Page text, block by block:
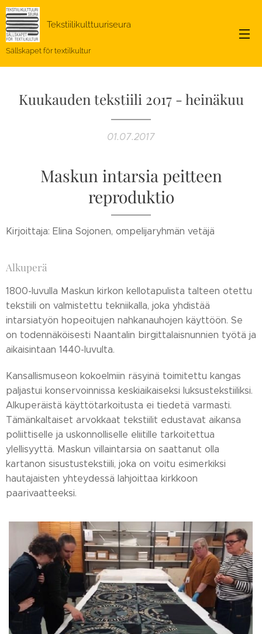
Tekstiilikulttuuriseura
Sällskapet för textilkultur
Kuukauden tekstiili 2017 - heinäkuu
01.07.2017
Maskun intarsia peitteen
reproduktio
Kirjoittaja: Elina Sojonen, ompelijaryhmän vetäjä
Alkuperä
1800-luvulla Maskun kirkon kellotapulista talteen otettu
tekstiili on valmistettu tekniikalla, joka yhdistää
intarsiatyön hopeoitujen nahkanauhojen käyttöön. Se
on todennäköisesti Naantalin birgittalaisnunnien työtä ja
aikaisintaan 1440-luvulta.
Kansallismuseon kokoelmiin räsyinä toimitettu kangas
paljastui konservoinnissa keskiaikaiseksi luksustekstiiliksi.
Alkuperäistä käyttötarkoitusta ei tiedetä varmasti.
Tämänkaltaiset arvokkaat tekstiilit edustavat aikansa
poliittiselle ja uskonnolliselle eliitille tarkoitettua
ylellisyyttä. Maskun villaintarsia on saattanut olla
kartanon sisustustekstiili, joka on voitu esimerkiksi
hautajaisten yhteydessä lahjoittaa kirkkoon
paarivaatteeksi.